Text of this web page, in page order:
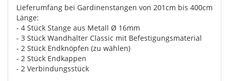
Lieferumfang bei Gardinenstangen von 201cm bis 400cm
Länge:
- 4 Stück Stange aus Metall Ø 16mm
- 3 Stück Wandhalter Classic mit Befestigungsmaterial
- 2 Stück Endknöpfen (zu wählen)
- 2 Stück Endkappen
- 2 Verbindungsstück